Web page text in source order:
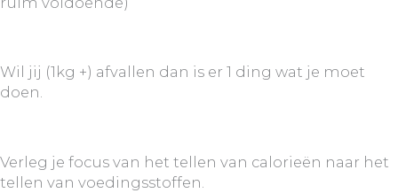
Wil jij (1kg +) afvallen dan is er 1 ding wat je moet
doen.
Verleg je focus van het tellen van calorieën naar het
tellen van voedingsstoffen.